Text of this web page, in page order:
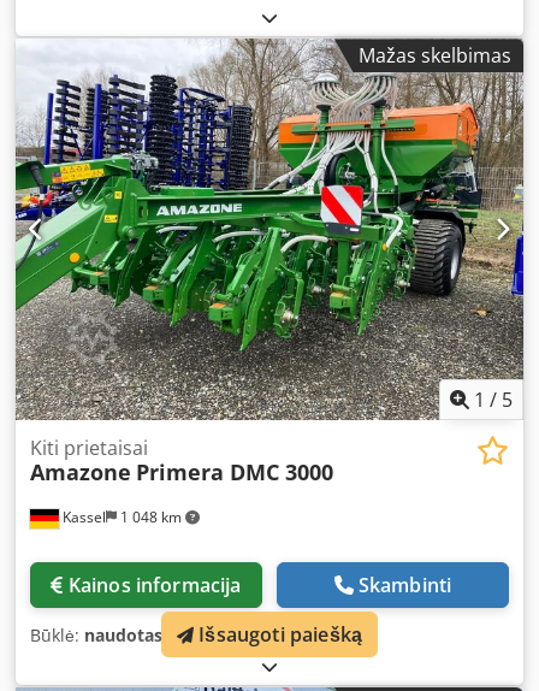
Mažas skelbimas
1 / 5
Kassel 1 048 km
Kiti prietaisai
Amazone Primera DMC 3000
Kainos informacija Skambinti
Būklė: naudotas , Gamybos metai:2024,
Išsaugoti paiešką